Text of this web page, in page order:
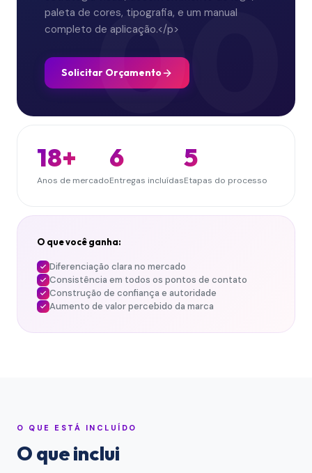
00
paleta de cores, tipografia, e um manual
completo de aplicação.</p>
Solicitar Orçamento
18+
Anos de mercado
6
Entregas incluídas
5
Etapas do processo
O que você ganha:
Diferenciação clara no mercado
Consistência em todos os pontos de contato
Construção de confiança e autoridade
Aumento de valor percebido da marca
O QUE ESTÁ INCLUÍDO
O que inclui